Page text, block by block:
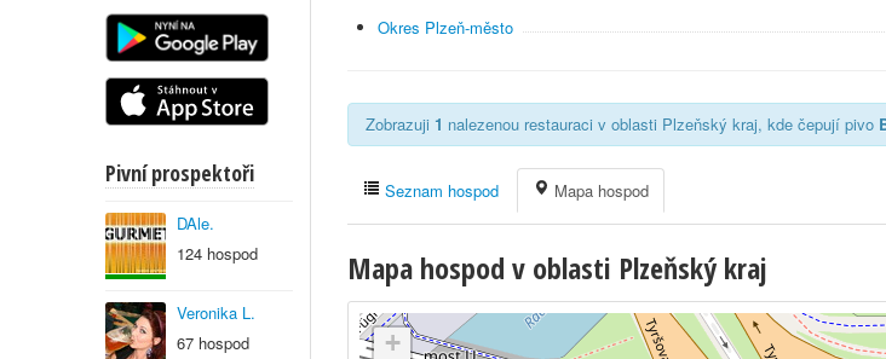
Pivní prospektoři
DAle.
124 hospod
Veronika L.
67 hospod
Okres Plzeň-město
Zobrazuji 1 nalezenou restauraci v oblasti Plzeňský kraj, kde čepují pivo
Seznam hospod Mapa hospod
Mapa hospod v oblasti Plzeňský kraj
+